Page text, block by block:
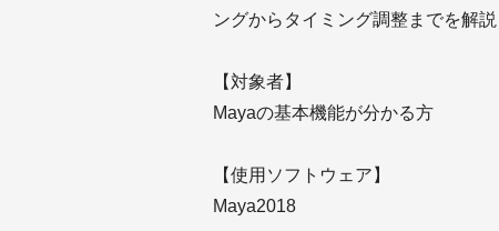
ングからタイミング調整までを解説
【対象者】
Mayaの基本機能が分かる方
【使用ソフトウェア】
Maya2018